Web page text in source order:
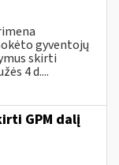
gyventojų
skirti
4 d....
GPM dalį